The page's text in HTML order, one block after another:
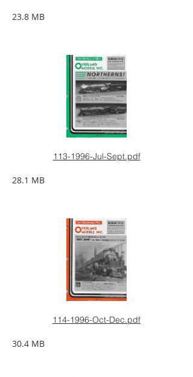
23.8 MB
113-1996-Jul-Sept.pdf
28.1 MB
114-1996-Oct-Dec.pdf
30.4 MB